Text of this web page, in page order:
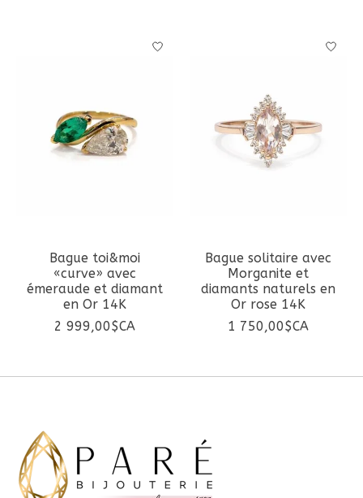
Bague toi&moi
«curve» avec
émeraude et diamant
en Or 14K
2 999,00$CA
Bague solitaire avec
Morganite et
diamants naturels en
Or rose 14K
1 750,00$CA